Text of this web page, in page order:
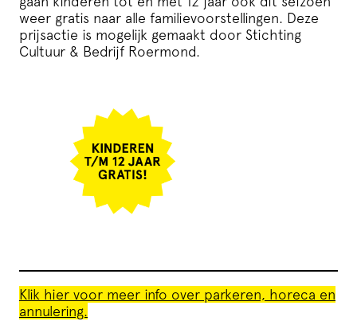
weer gratis naar alle familievoorstellingen. Deze
prijsactie is mogelijk gemaakt door Stichting
Cultuur & Bedrijf Roermond.
Klik hier voor meer info over parkeren, horeca en
annulering.